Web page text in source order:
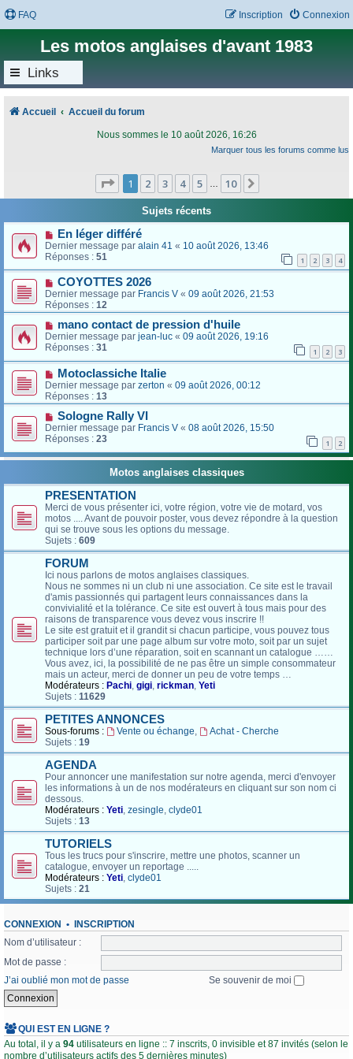
FAQ Connexion
Inscription
Les motos anglaises d'avant 1983
Links
Accueil Accueil du forum
Nous sommes le 10 août 2026, 16:26
Marquer tous les forums comme lus
Page 1sur
1 2 3 4 5 10
Sujets récents
En léger différé
Dernier message par alain 41 « 10 août 2026, 13:46
Réponses : 51 1 2 3 4
COYOTTES 2026
Dernier message par Francis V « 09 août 2026, 21:53
Réponses : 12
mano contact de pression d'huile
Dernier message par jean-luc « 09 août 2026, 19:16
Réponses : 31 1 2 3
Motoclassiche Italie
Dernier message par zerton « 09 août 2026, 00:12
Réponses : 13
Sologne Rally VI
Dernier message par Francis V « 08 août 2026, 15:50
Réponses : 23 1 2
Motos anglaises classiques
PRESENTATION
Merci de vous présenter ici, votre région, votre vie de motard, vos
motos .... Avant de pouvoir poster, vous devez répondre à la question
qui se trouve sous les options du message.
Sujets : 609
FORUM
Ici nous parlons de motos anglaises classiques.
Nous ne sommes ni un club ni une association. Ce site est le travail
d'amis passionnés qui partagent leurs connaissances dans la
convivialité et la tolérance. Ce site est ouvert à tous mais pour des
raisons de transparence vous devez vous inscrire !!
Le site est gratuit et il grandit si chacun participe, vous pouvez tous
participer soit par une page album sur votre moto, soit par un sujet
technique lors d’une réparation, soit en scannant un catalogue ……
Vous avez, ici, la possibilité de ne pas être un simple consommateur
mais un acteur, merci de donner un peu de votre temps …
Modérateurs : Pachi, gigi, rickman, Yeti
Sujets : 11629
PETITES ANNONCES
Sous-forums : Vente ou échange,
Achat - Cherche
Sujets : 19
AGENDA
Pour annoncer une manifestation sur notre agenda, merci d'envoyer
les informations à un de nos modérateurs en cliquant sur son nom ci
dessous.
Modérateurs : Yeti, zesingle, clyde01
Sujets : 13
TUTORIELS
Tous les trucs pour s'inscrire, mettre une photos, scanner un
catalogue, envoyer un reportage .....
Modérateurs : Yeti, clyde01
Sujets : 21
CONNEXION • INSCRIPTION
Nom d’utilisateur :
Mot de passe :
J’ai oublié mon mot de passe
Se souvenir de moi
QUI EST EN LIGNE ?
Au total, il y a 94 utilisateurs en ligne :: 7 inscrits, 0 invisible et 87 invités (selon le
nombre d’utilisateurs actifs des 5 dernières minutes)